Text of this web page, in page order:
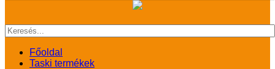
Főoldal
Taski termékek